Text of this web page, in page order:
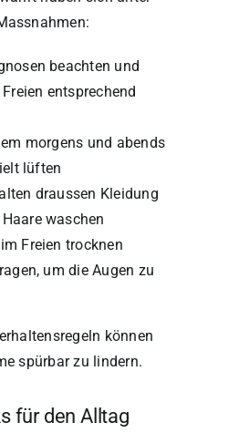
beachten und
entsprechend
morgens und abends
lüften
draussen Kleidung
waschen
Freien trocknen
um die Augen zu
können
spürbar zu lindern.
für den Alltag